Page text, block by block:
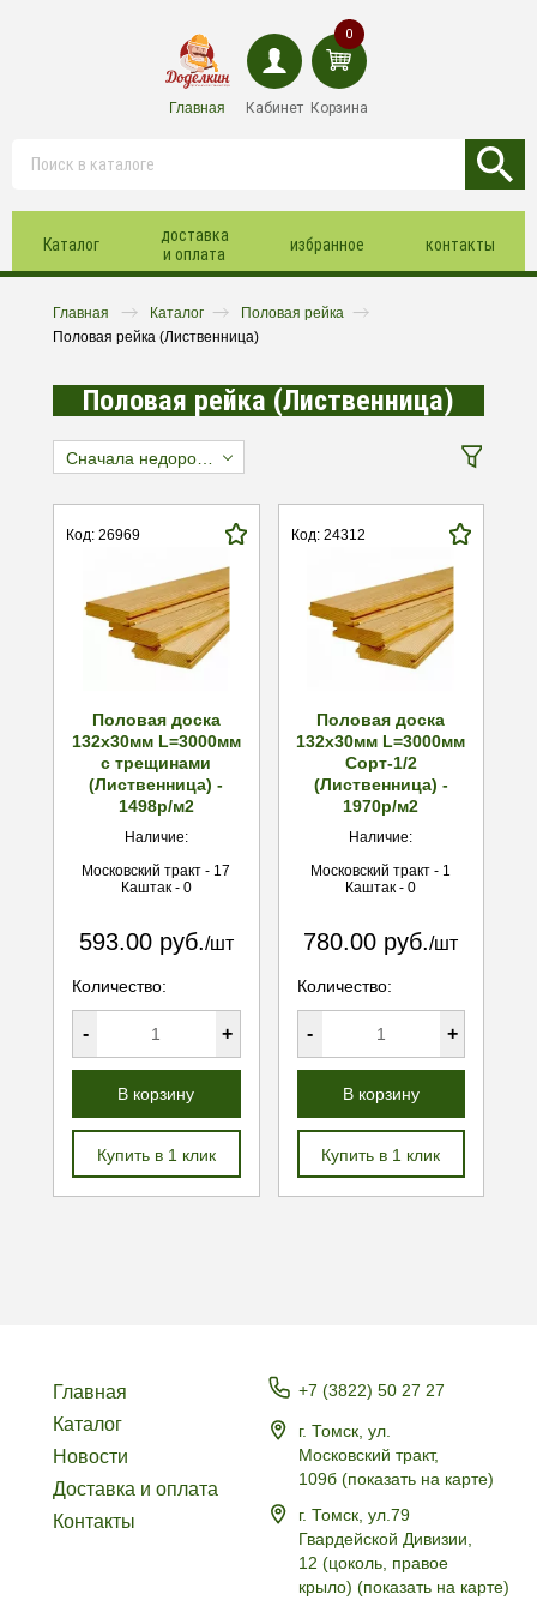
Главная Кабинет
0
Корзина
Каталог
доставка
и оплата
избранное контакты
Главная Каталог
Половая рейка
Половая рейка (Лиственница)
Половая рейка (Лиственница)
Код: 26969
Половая доска
132х30мм L=3000мм
с трещинами
(Лиственница) -
1498р/м2
Наличие:
Московский тракт - 17
Каштак - 0
593.00 руб./шт
Количество:
- +
В корзину
Купить в 1 клик
Код: 24312
Половая доска
132х30мм L=3000мм
Сорт-1/2
(Лиственница) -
1970р/м2
Наличие:
Московский тракт - 1
Каштак - 0
780.00 руб./шт
Количество:
- +
В корзину
Купить в 1 клик
Главная
Каталог
Новости
Доставка и оплата
Контакты
+7 (3822) 50 27 27
г. Томск, ул.
Московский тракт,
109б (показать на карте)
г. Томск, ул.79
Гвардейской Дивизии,
12 (цоколь, правое
крыло) (показать на карте)